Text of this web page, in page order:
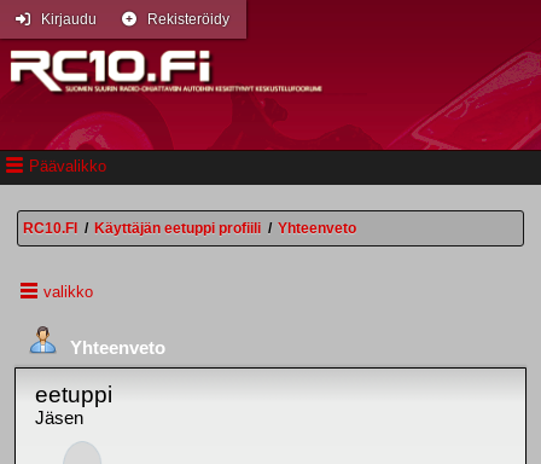
Päävalikko
Kirjaudu Rekisteröidy
RC10.FI / Käyttäjän eetuppi profiili / Yhteenveto
valikko
Yhteenveto
eetuppi
Jäsen